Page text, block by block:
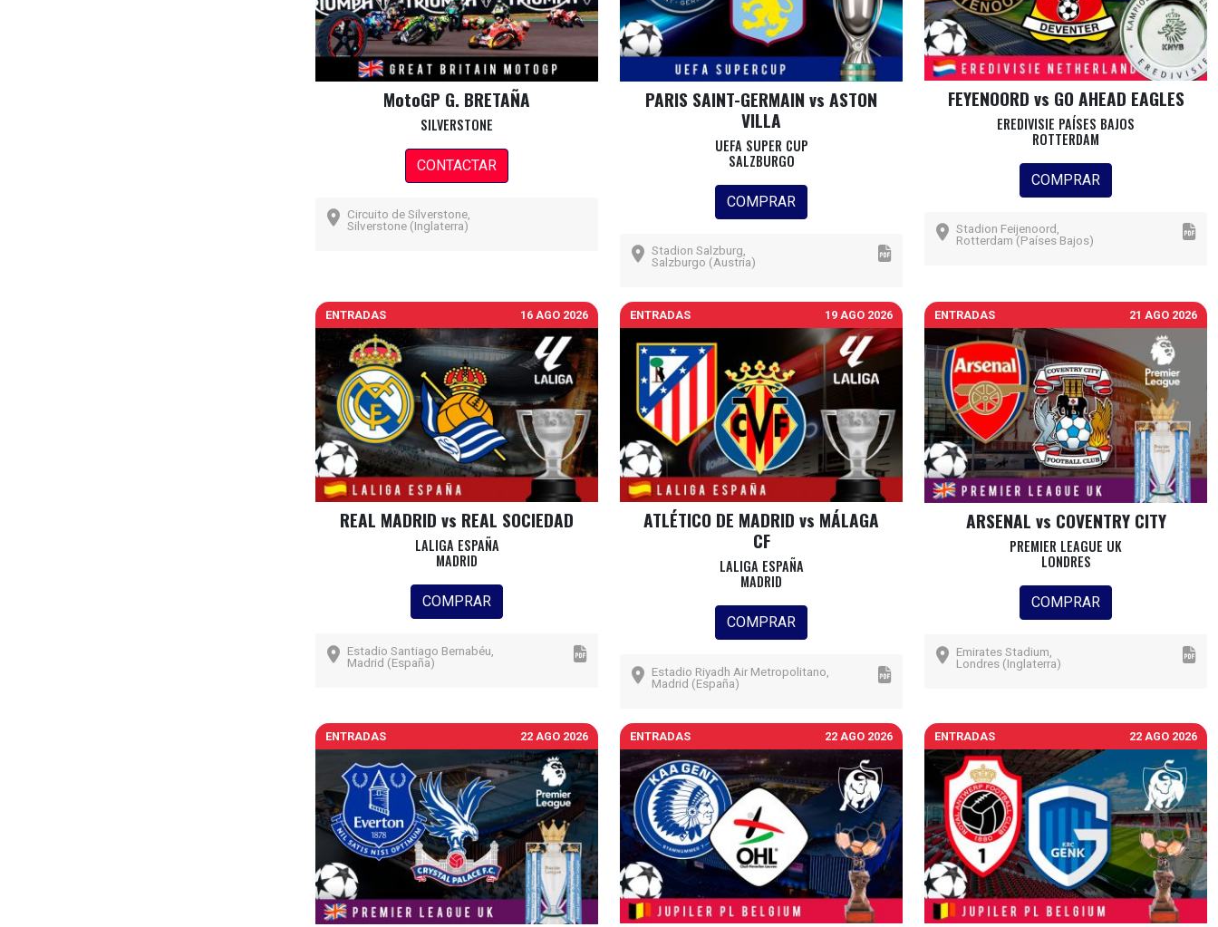
MotoGP G. BRETAÑA
SILVERSTONE
CONTACTAR
Circuito de Silverstone,
Silverstone (Inglaterra)
PARIS SAINT-GERMAIN vs ASTON
VILLA
UEFA SUPER CUP
SALZBURGO
COMPRAR
Stadion Salzburg,
Salzburgo (Austria)
FEYENOORD vs GO AHEAD EAGLES
EREDIVISIE PAÍSES BAJOS
ROTTERDAM
COMPRAR
Stadion Feijenoord,
Rotterdam (Países Bajos)
ENTRADAS 16 AGO 2026
REAL MADRID vs REAL SOCIEDAD
LALIGA ESPAÑA
MADRID
COMPRAR
Estadio Santiago Bernabéu,
Madrid (España)
ENTRADAS 19 AGO 2026
ATLÉTICO DE MADRID vs MÁLAGA
CF
LALIGA ESPAÑA
MADRID
COMPRAR
Estadio Riyadh Air Metropolitano,
Madrid (España)
ENTRADAS 21 AGO 2026
ARSENAL vs COVENTRY CITY
PREMIER LEAGUE UK
LONDRES
COMPRAR
Emirates Stadium,
Londres (Inglaterra)
ENTRADAS 22 AGO 2026 ENTRADAS 22 AGO 2026 ENTRADAS 22 AGO 2026